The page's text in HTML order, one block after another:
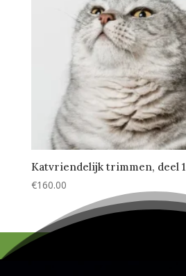
Katvriendelijk trimmen, deel 1
€160.00